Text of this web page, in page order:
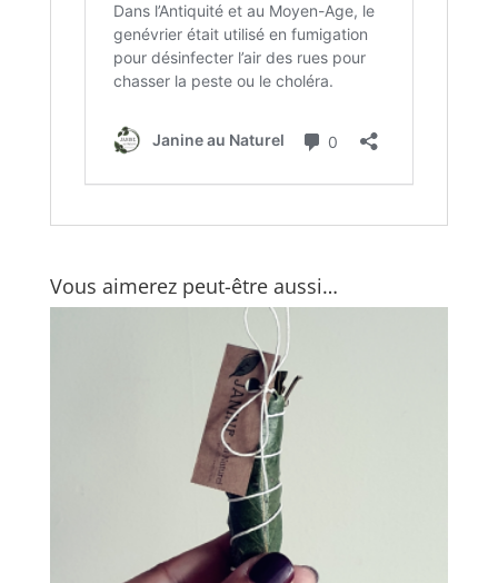
Vous aimerez peut-être aussi…